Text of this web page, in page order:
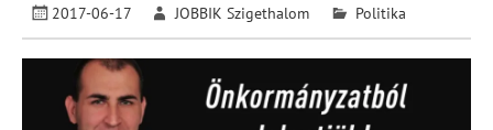
2017-06-17 JOBBIK Szigethalom Politika